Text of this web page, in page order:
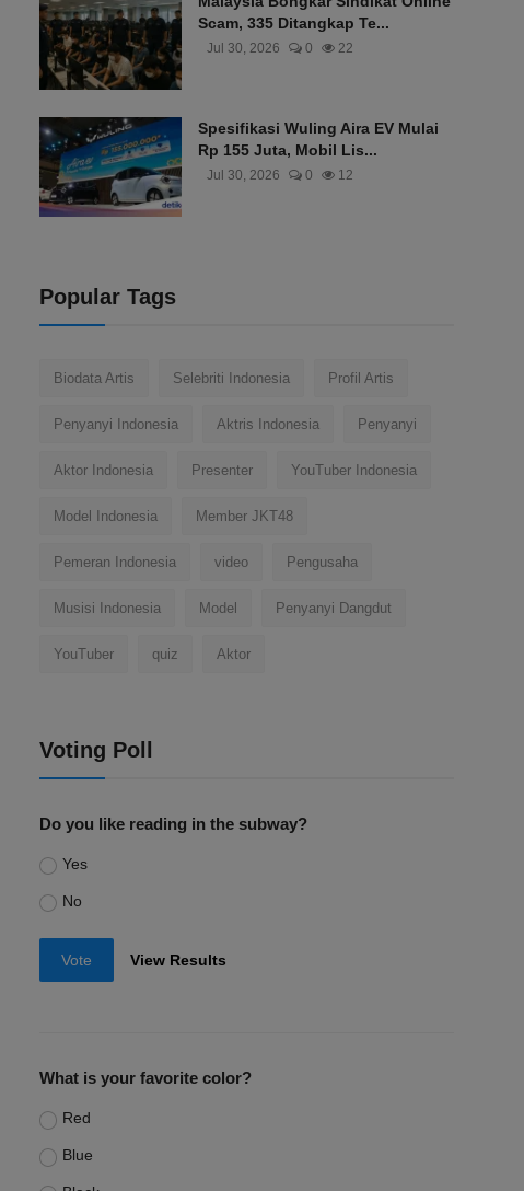
Scam, 335 Ditangkap Te...
Jul 30, 2026 0 22
Spesifikasi Wuling Aira EV Mulai
Rp 155 Juta, Mobil Lis...
Jul 30, 2026 0 12
Popular Tags
Biodata Artis Selebriti Indonesia Profil Artis
Penyanyi Indonesia Aktris Indonesia Penyanyi
Aktor Indonesia Presenter YouTuber Indonesia
Model Indonesia Member JKT48
Pemeran Indonesia video Pengusaha
Musisi Indonesia Model Penyanyi Dangdut
YouTuber quiz Aktor
Voting Poll
Do you like reading in the subway?
Yes
No
Vote View Results
What is your favorite color?
Red
Blue